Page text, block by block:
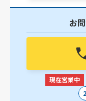
お
現在営業中